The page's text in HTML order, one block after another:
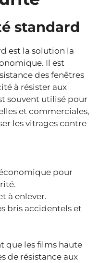
standard
est la solution la
Il est
des fenêtres
à résister aux
souvent utilisé pour
et commerciales,
les vitrages contre
pour
à enlever.
bris accidentels et
que les films haute
de résistance aux